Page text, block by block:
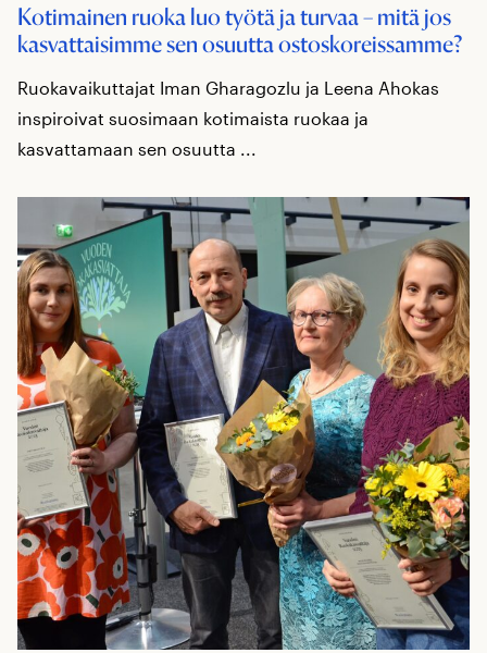
Kotimainen ruoka luo työtä ja turvaa – mitä jos
kasvattaisimme sen osuutta ostoskoreissamme?
Ruokavaikuttajat Iman Gharagozlu ja Leena Ahokas
inspiroivat suosimaan kotimaista ruokaa ja
kasvattamaan sen osuutta ...